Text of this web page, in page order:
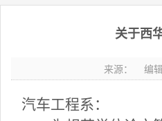
关于西
来源： 编
汽车工程系：